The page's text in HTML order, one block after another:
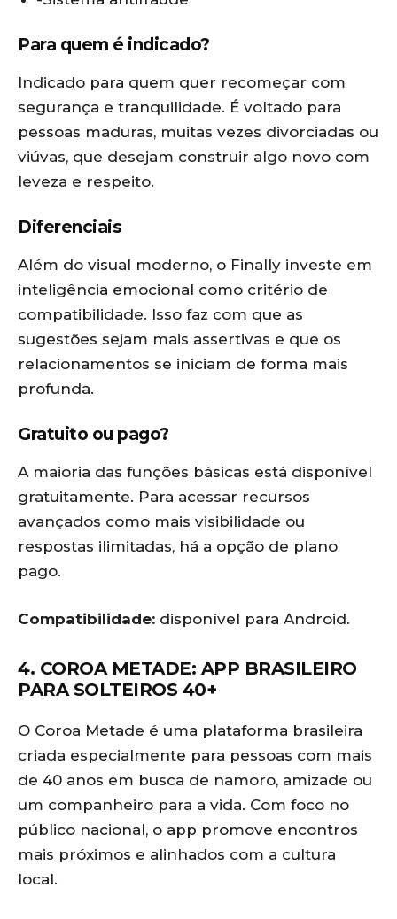
Para quem é indicado?
Indicado para quem quer recomeçar com
segurança e tranquilidade. É voltado para
pessoas maduras, muitas vezes divorciadas ou
viúvas, que desejam construir algo novo com
leveza e respeito.
Diferenciais
Além do visual moderno, o Finally investe em
inteligência emocional como critério de
compatibilidade. Isso faz com que as
sugestões sejam mais assertivas e que os
relacionamentos se iniciam de forma mais
profunda.
Gratuito ou pago?
A maioria das funções básicas está disponível
gratuitamente. Para acessar recursos
avançados como mais visibilidade ou
respostas ilimitadas, há a opção de plano
pago.
Compatibilidade: disponível para Android.
4. COROA METADE: APP BRASILEIRO
PARA SOLTEIROS 40+
O Coroa Metade é uma plataforma brasileira
criada especialmente para pessoas com mais
de 40 anos em busca de namoro, amizade ou
um companheiro para a vida. Com foco no
público nacional, o app promove encontros
mais próximos e alinhados com a cultura
local.